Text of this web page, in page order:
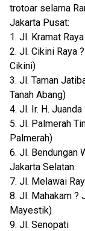
trotoar selama
Jakarta Pusat:
1. Jl. Kramat
2. Jl. Cikini Raya
Cikini)
3. Jl. Taman
Tanah Abang)
4. Jl. Ir. H.
5. Jl. Palmerah
Palmerah)
6. Jl. Bendungan
Jakarta Selatan:
7. Jl. Melawai
8. Jl. Mahakam ?
Mayestik)
9. Jl. Senopati